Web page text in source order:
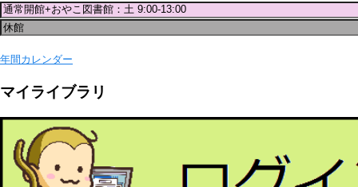
年間カレンダー
マイライブラリ